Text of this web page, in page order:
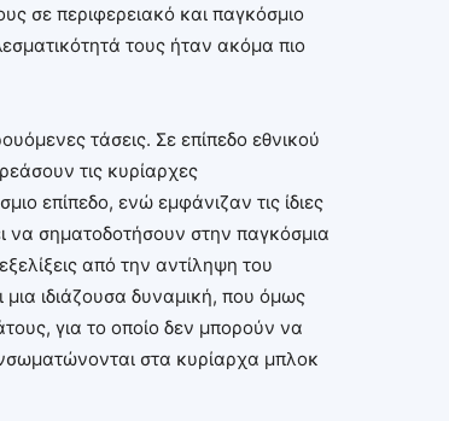
σε περιφερειακό και παγκόσμιο
τους ήταν ακόμα πιο
τάσεις. Σε επίπεδο εθνικού
τις κυρίαρχες
επίπεδο, ενώ εμφάνιζαν τις ίδιες
να σηματοδοτήσουν στην παγκόσμια
από την αντίληψη του
ιδιάζουσα δυναμική, που όμως
για το οποίο δεν μπορούν να
στα κυρίαρχα μπλοκ